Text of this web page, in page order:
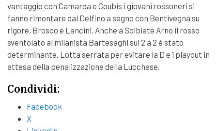
vantaggio con Camarda e Coubis i giovani rossoneri si
fanno rimontare dal Delfino a segno con Bentivegna su
rigore, Brosco e Lancini. Anche a Solbiate Arno il rosso
sventolato al milanista Bartesaghi sul 2 a 2 è stato
determinante. Lotta serrata per evitare la D e i playout in
attesa della penalizzazione della Lucchese.
Condividi:
Facebook
X